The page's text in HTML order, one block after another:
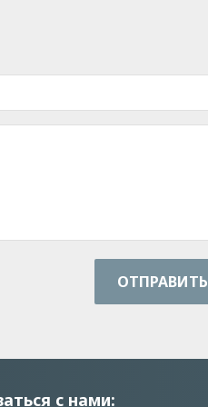
ОТПРАВИТЬ
с нами: